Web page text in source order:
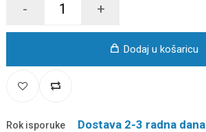
- +
Dodaj u košaricu
Rok isporuke Dostava 2-3 radna dana